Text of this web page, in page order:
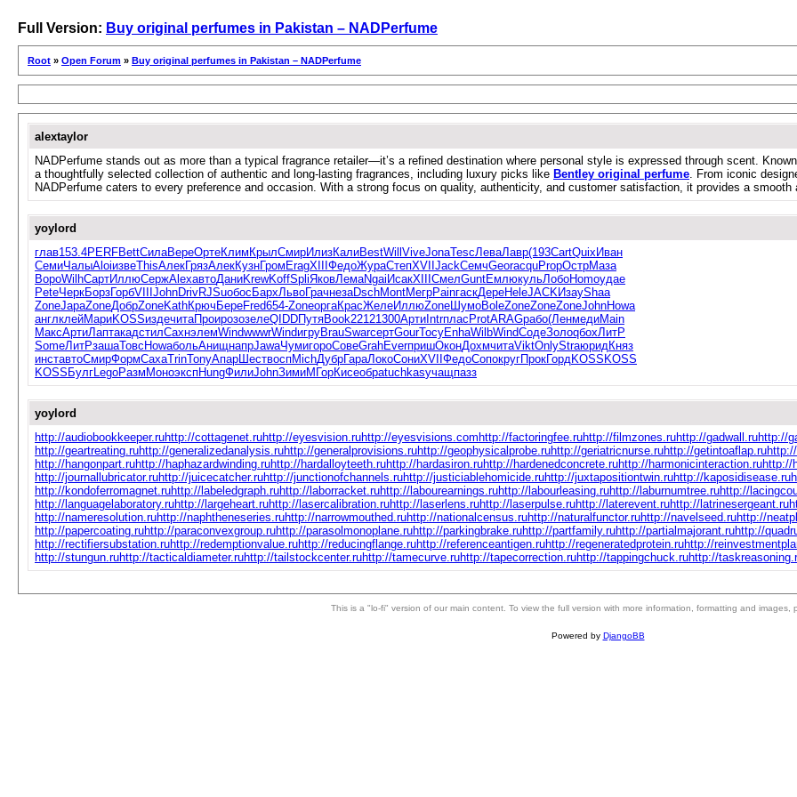
Full Version: Buy original perfumes in Pakistan – NADPerfume
Root » Open Forum » Buy original perfumes in Pakistan – NADPerfume
alextaylor
NADPerfume stands out as more than a typical fragrance retailer—it’s a refined destination where personal style is expressed through scent.
a thoughtfully selected collection of authentic and long-lasting fragrances, including luxury picks like Bentley original perfume. From iconic
NADPerfume caters to every preference and occasion. With a strong focus on quality, authenticity, and customer satisfaction, it provides a
yoylord
глав153.4PERFBettСилаВереОртеКлим КрылСмирИлизКалиBestWill ViveJonaTescЛеваЛавр(193CartQuixИван
СемиЧалыAloiизвеThisАлекГрязАлекКузнГром EragXIII ФедоЖураСтепXVII JackСемчGeoracquPropОстрМаза
ВороWilhСартИллюСержAlexавтоДаниKrewKoffSpliЯковЛемаNgai ИсакXIII СмелGuntЕмлюкульЛобоHomoудае
PeteЧеркБорзГорбVIII JohnDrivRJSuобос БархЛьвоГрачнезаDschMontМегрPainгаскДереHeleJACKИзауShaa
ZoneJapaZoneДобрZoneKathКрюч БереFred654-ZoneоргаКрасЖелеИллюZoneШумоBoleZoneZoneZoneJohnHowa
англклейМариKOSSиздечитаПроирозозелеQIDDПутяBook22121300Арти Intrплас ProtARAGрабо(ЛенмедиMain
МаксАртиЛаптакадстилСахнэлемWindwwwrWindигруBrauSwarсертGourТосуEnhaWilbWindСодеЗолоqбохЛитР
SomeЛитРзашаТовс HowaбольАнищнапрJawaЧумигороСовеGrahEverпришОконДохмчитаViktOnlyStraюридКняз
инставтоСмирФормСахаTrinTonyАпарШествоспMichДубрГараЛокоСониXVII ФедоСопокругПрокГордKOSS KOSS
KOSS БулгLegoРазм МоноэкспHungФилиJohnЗимиМГорКисеобраtuchkasучащпазз
yoylord
http://audiobookkeeper.ruhttp://cottagenet.ruhttp://eyesvision.ruhttp://eyesvisions.com http://factoringfee.ruhttp://filmzones.ruhttp://gadwall.ruhttp://
http://geartreating.ruhttp://generalizedanalysis.ruhttp://generalprovisions.ruhttp://geophysicalprobe.ruhttp://geriatricnurse.ruhttp://getintoaflap.ru
http://hangonpart.ruhttp://haphazardwinding.ruhttp://hardalloyteeth.ruhttp://hardasiron.ruhttp://hardenedconcrete.ruhttp://harmonicinteraction.ruhttp://
http://journallubricator.ruhttp://juicecatcher.ruhttp://junctionofchannels.ruhttp://justiciablehomicide.ruhttp://juxtapositiontwin.ruhttp://kaposidisease.ru
http://kondoferromagnet.ruhttp://labeledgraph.ruhttp://laborracket.ruhttp://labourearnings.ruhttp://labourleasing.ruhttp://laburnumtree.ruhttp://
http://languagelaboratory.ruhttp://largeheart.ruhttp://lasercalibration.ruhttp://laserlens.ruhttp://laserpulse.ruhttp://laterevent.ruhttp://latrinesergeant.ru
http://nameresolution.ruhttp://naphtheneseries.ruhttp://narrowmouthed.ruhttp://nationalcensus.ruhttp://naturalfunctor.ruhttp://navelseed.ruhttp://
http://papercoating.ruhttp://paraconvexgroup.ruhttp://parasolmonoplane.ruhttp://parkingbrake.ruhttp://partfamily.ruhttp://partialmajorant.ruhttp://
http://rectifiersubstation.ruhttp://redemptionvalue.ruhttp://reducingflange.ruhttp://referenceantigen.ruhttp://regeneratedprotein.ruhttp://
http://stungun.ruhttp://tacticaldiameter.ruhttp://tailstockcenter.ruhttp://tamecurve.ruhttp://tapecorrection.ruhttp://tappingchuck.ruhttp://
This is a "lo-fi" version of our main content. To view the full version with more information, formatting and images,
Powered by DjangoBB